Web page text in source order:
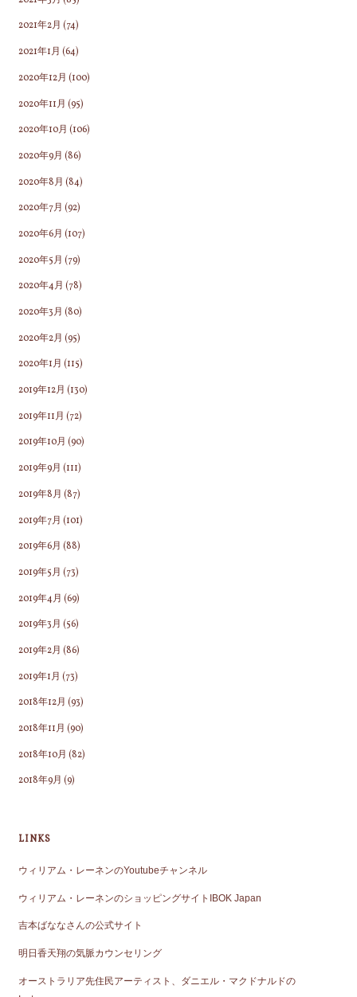
2021年2月 (74)
2021年1月 (64)
2020年12月 (100)
2020年11月 (95)
2020年10月 (106)
2020年9月 (86)
2020年8月 (84)
2020年7月 (92)
2020年6月 (107)
2020年5月 (79)
2020年4月 (78)
2020年3月 (80)
2020年2月 (95)
2020年1月 (115)
2019年12月 (130)
2019年11月 (72)
2019年10月 (90)
2019年9月 (111)
2019年8月 (87)
2019年7月 (101)
2019年6月 (88)
2019年5月 (73)
2019年4月 (69)
2019年3月 (56)
2019年2月 (86)
2019年1月 (73)
2018年12月 (93)
2018年11月 (90)
2018年10月 (82)
2018年9月 (9)
LINKS
ウィリアム・レーネンのYoutubeチャンネル
ウィリアム・レーネンのショッピングサイトIBOK Japan
吉本ばななさんの公式サイト
明日香天翔の気脈カウンセリング
オーストラリア先住民アーティスト、ダニエル・マクドナルドの